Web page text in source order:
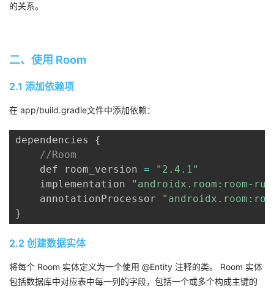
的
课
我
的
我
验
收
议
的关系。
二、使用 Room
2.1 添加依赖项
在 app/build.gradle文件中添加依赖：
dependencies {
//Room
    def room_version
=
"2.4.1"
    implementation
"androidx.room:room-
    annotationProcessor
}
2.2 创建数据实体
将每个 Room 实体定义为一个使用 @Entity 注释的类。 Room 实体
包括数据库中对应表中每一列的字段，包括一个或多个构成主键的